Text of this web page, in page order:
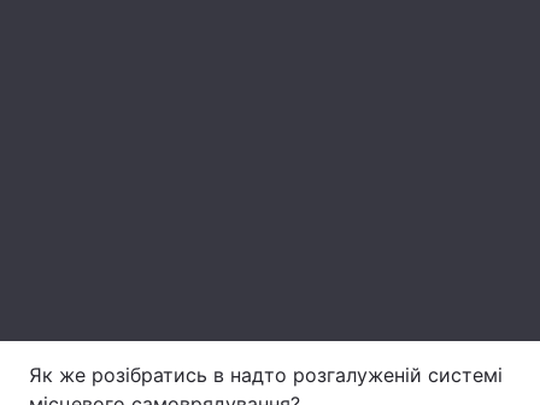
Як же розібратись в надто розгалуженій системі